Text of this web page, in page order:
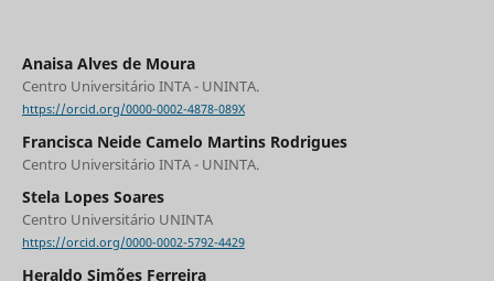
Anaisa Alves de Moura
Centro Universitário INTA - UNINTA.
https://orcid.org/0000-0002-4878-089X
Francisca Neide Camelo Martins Rodrigues
Centro Universitário INTA - UNINTA.
Stela Lopes Soares
Centro Universitário UNINTA
https://orcid.org/0000-0002-5792-4429
Heraldo Simões Ferreira